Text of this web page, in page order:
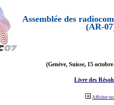
Assemblée des
(AR-
(Genève, Suisse, 15
Livre des
Afficher